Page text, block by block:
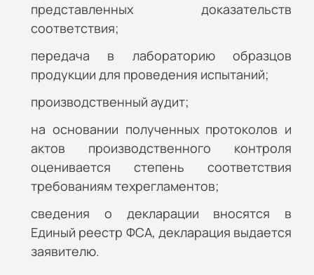
представленных доказательств
соответствия;
передача в лабораторию образцов
продукции для проведения испытаний;
производственный аудит;
на основании полученных протоколов и
актов производственного контроля
оценивается степень соответствия
требованиям техрегламентов;
сведения о декларации вносятся в
Единый реестр ФСА, декларация выдается
заявителю.